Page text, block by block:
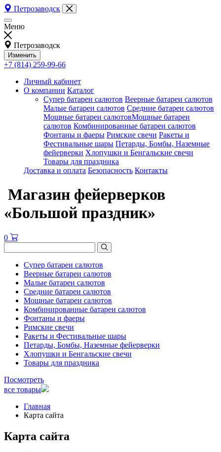
Петрозаводск
Меню
Петрозаводск
Изменить
+7 (814) 259-99-66
Личный кабинет
О компании Каталог
Супер батареи салютов Веерные батареи салютов
Малые батареи салютов Средние батареи салютов
Мощные батареи салютовМощные батареи
салютов Комбинированные батареи салютов
Фонтаны и фаеры Римские свечи Ракеты и
Фестивальные шары Петарды, Бомбы, Наземные
фейерверки Хлопушки и Бенгальские свечи
Товары для праздника
Доставка и оплата Безопасность Контакты
Магазин фейерверков
«Большой праздник»
0
Супер батареи салютов
Веерные батареи салютов
Малые батареи салютов
Средние батареи салютов
Мощные батареи салютов
Комбинированные батареи салютов
Фонтаны и фаеры
Римские свечи
Ракеты и Фестивальные шары
Петарды, Бомбы, Наземные фейерверки
Хлопушки и Бенгальские свечи
Товары для праздника
Посмотреть
все товары
Главная
Карта сайта
Карта сайта